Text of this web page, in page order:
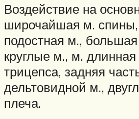
Воздействие на
широчайшая м.
подостная м.,
круглые м., м. длинная
трицепса, задняя
дельтовидной м.,
плеча.